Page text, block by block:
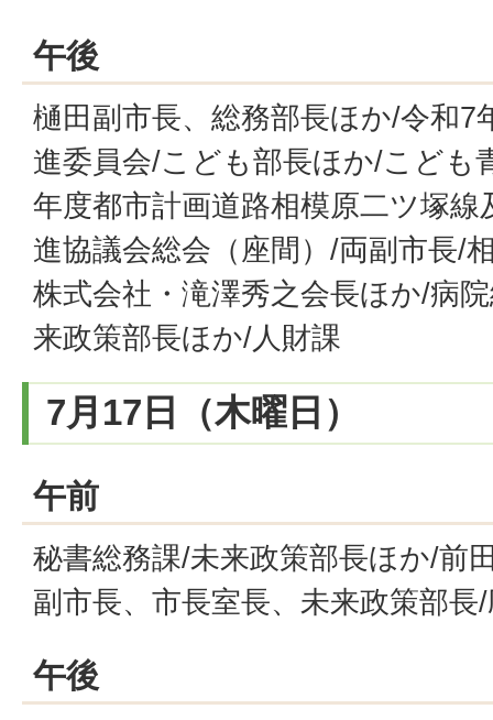
午後
樋田副市長、総務部長ほか/令和7
進委員会/こども部長ほか/こども
年度都市計画道路相模原二ツ塚
進協議会総会（座間）/両副市長/
株式会社・滝澤秀之会長ほか/病
来政策部長ほか/人財課
7月17日（木曜日）
午前
秘書総務課/未来政策部長ほか/前
副市長、市長室長、未来政策部長
午後